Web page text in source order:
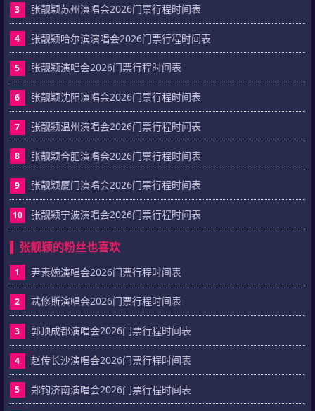
3 张靓颖苏州演唱会2026门票行程时间表
4 张靓颖哈尔滨演唱会2026门票行程时间表
5 张靓颖演唱会2026门票行程时间表
6 张靓颖沈阳演唱会2026门票行程时间表
7 张靓颖温州演唱会2026门票行程时间表
8 张靓颖合肥演唱会2026门票行程时间表
9 张靓颖厦门演唱会2026门票行程时间表
10 张靓颖宁波演唱会2026门票行程时间表
张靓颖的粉丝也喜欢
1 尹素婉演唱会2026门票行程时间表
2 忒修斯演唱会2026门票行程时间表
3 郭顶成都演唱会2026门票行程时间表
4 赵传长沙演唱会2026门票行程时间表
5 郑钧济南演唱会2026门票行程时间表